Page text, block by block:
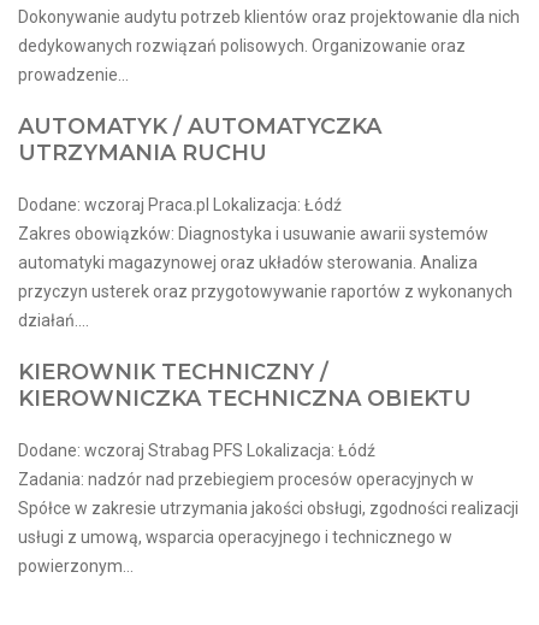
Dokonywanie audytu potrzeb klientów oraz projektowanie dla nich
dedykowanych rozwiązań polisowych. Organizowanie oraz
prowadzenie...
AUTOMATYK / AUTOMATYCZKA
UTRZYMANIA RUCHU
Dodane: wczoraj Praca.pl Lokalizacja: Łódź
Zakres obowiązków: Diagnostyka i usuwanie awarii systemów
automatyki magazynowej oraz układów sterowania. Analiza
przyczyn usterek oraz przygotowywanie raportów z wykonanych
działań....
KIEROWNIK TECHNICZNY /
KIEROWNICZKA TECHNICZNA OBIEKTU
Dodane: wczoraj Strabag PFS Lokalizacja: Łódź
Zadania: nadzór nad przebiegiem procesów operacyjnych w
Spółce w zakresie utrzymania jakości obsługi, zgodności realizacji
usługi z umową, wsparcia operacyjnego i technicznego w
powierzonym...